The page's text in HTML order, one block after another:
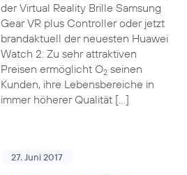
der Virtual Reality Brille Samsung
Gear VR plus Controller oder jetzt
brandaktuell der neuesten Huawei
Watch 2: Zu sehr attraktiven
Preisen ermöglicht O2seinen
Kunden, ihre Lebensbereiche in
immer höherer Qualität […]
27. Juni 2017